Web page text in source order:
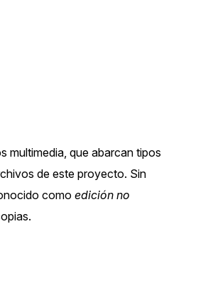
Contáctanos
Póngase en contacto con nuestro
multimedia, que abarcan tipos
de este proyecto. Sin
como edición no